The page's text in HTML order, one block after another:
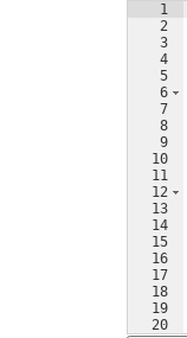
1
2
3
4
5
6
7
8
9
10
11
12
13
14
15
16
17
18
19
20